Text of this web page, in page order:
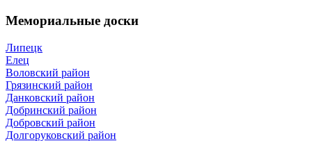
Мемориальные доски
Липецк
Елец
Воловский район
Грязинский район
Данковский район
Добринский район
Добровский район
Долгоруковский район